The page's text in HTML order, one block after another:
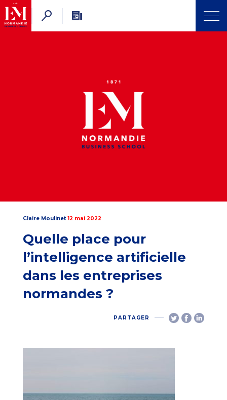
Claire Moulinet 12 mai 2022
Quelle place pour
l’intelligence artificielle
dans les entreprises
normandes ?
PARTAGER